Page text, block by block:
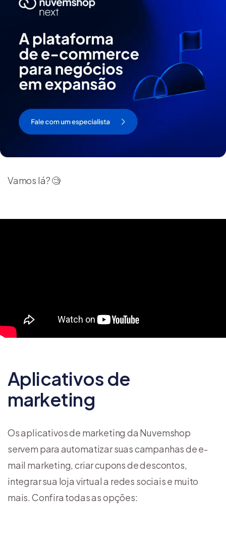
Vamos lá? 🧐
Aplicativos de
marketing
Os aplicativos de marketing da Nuvemshop
servem para automatizar suas campanhas de e-
mail marketing, criar cupons de descontos,
integrar sua loja virtual a redes sociais e muito
mais. Confira todas as opções: